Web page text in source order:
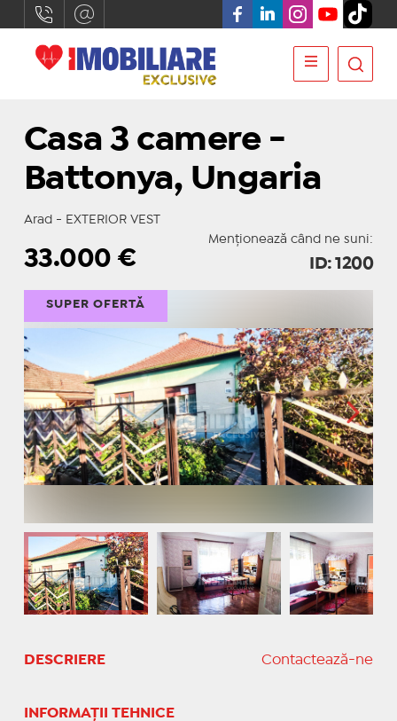
Casa 3 camere -
Battonya, Ungaria
Arad - EXTERIOR VEST
Menționează când ne suni:
33.000€ ID: 1200
SUPER OFERTĂ
DESCRIERE Contactează-ne
INFORMAȚII TEHNICE